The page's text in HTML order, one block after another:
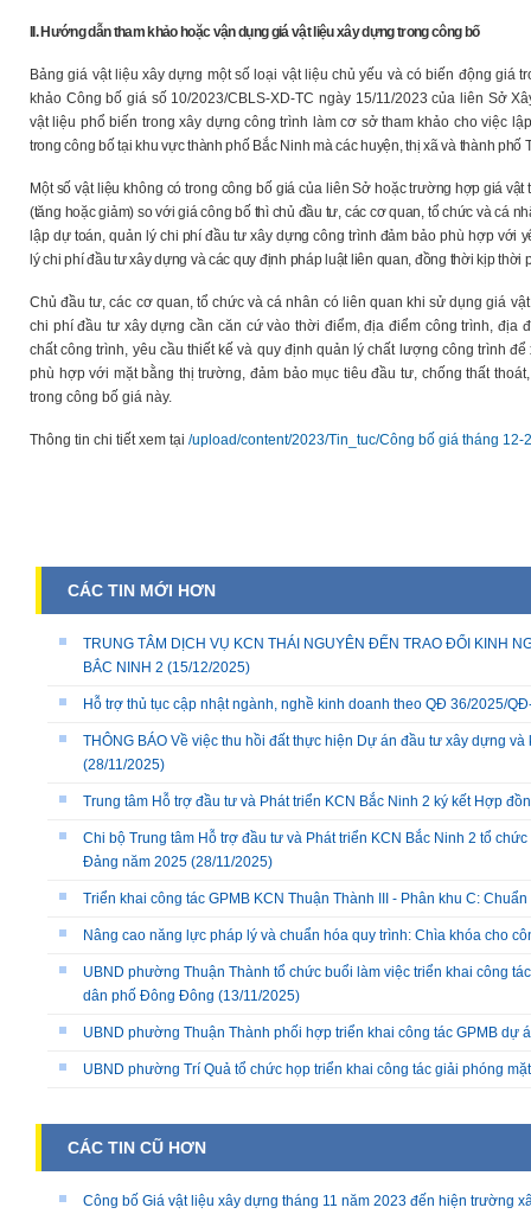
II. Hướng dẫn tham khảo hoặc vận dụng giá vật liệu xây dựng trong công bố
Bảng giá vật liệu xây dựng một số loại vật liệu chủ yếu và có biến động giá
khảo Công bố giá số 10/2023/CBLS-XD-TC ngày 15/11/2023 của liên Sở
vật liệu phổ biến trong xây dựng công trình làm cơ sở tham khảo cho việc
trong công bố tại khu vực thành phố Bắc Ninh mà các huyện, thị xã và thành
Một số vật liệu không có trong công bố giá của liên Sở hoặc trường hợp giá vật
(tăng hoặc giảm) so với giá công bố thì chủ đầu tư, các cơ quan, tổ chức và cá
lập dự toán, quản lý chi phí đầu tư xây dựng công trình đảm bảo phù hợp với
lý chi phí đầu tư xây dựng và các quy định pháp luật liên quan, đồng thời kịp
Chủ đầu tư, các cơ quan, tổ chức và cá nhân có liên quan khi sử dụng giá
chi phí đầu tư xây dựng cần căn cứ vào thời điểm, địa điểm công trình,
chất công trình, yêu cầu thiết kế và quy định quản lý chất lượng công trình
phù hợp với mặt bằng thị trường, đảm bảo mục tiêu đầu tư, chống thất
trong công bố giá này.
Thông tin chi tiết xem tại /upload/content/2023/Tin_tuc/Công bố giá tháng 12-
CÁC TIN MỚI HƠN
TRUNG TÂM DỊCH VỤ KCN THÁI NGUYÊN ĐẾN TRAO ĐỔI KINH
BẮC NINH 2 (15/12/2025)
Hỗ trợ thủ tục cập nhật ngành, nghề kinh doanh theo QĐ 36/2025/
THÔNG BÁO Về việc thu hồi đất thực hiện Dự án đầu tư xây dựng
(28/11/2025)
Trung tâm Hỗ trợ đầu tư và Phát triển KCN Bắc Ninh 2 ký kết Hợp
Chi bộ Trung tâm Hỗ trợ đầu tư và Phát triển KCN Bắc Ninh 2 tổ
Đảng năm 2025 (28/11/2025)
Triển khai công tác GPMB KCN Thuận Thành III - Phân khu C:
Nâng cao năng lực pháp lý và chuẩn hóa quy trình: Chìa khóa cho
UBND phường Thuận Thành tổ chức buổi làm việc triển khai công
dân phố Đông Đông (13/11/2025)
UBND phường Thuận Thành phối hợp triển khai công tác GPMB dự
UBND phường Trí Quả tổ chức họp triển khai công tác giải phóng
CÁC TIN CŨ HƠN
Công bố Giá vật liệu xây dựng tháng 11 năm 2023 đến hiện trường